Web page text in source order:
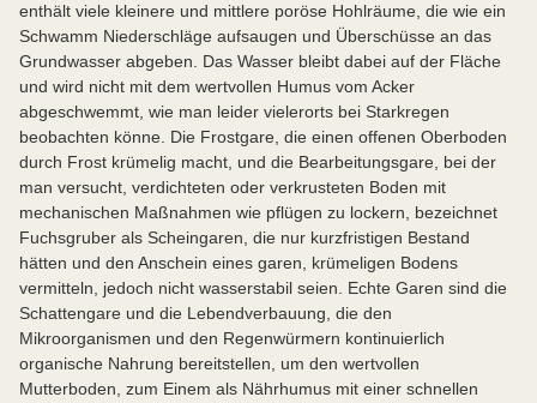
enthält viele kleinere und mittlere poröse Hohlräume, die wie ein
Schwamm Niederschläge aufsaugen und Überschüsse an das
Grundwasser abgeben. Das Wasser bleibt dabei auf der Fläche
und wird nicht mit dem wertvollen Humus vom Acker
abgeschwemmt, wie man leider vielerorts bei Starkregen
beobachten könne. Die Frostgare, die einen offenen Oberboden
durch Frost krümelig macht, und die Bearbeitungsgare, bei der
man versucht, verdichteten oder verkrusteten Boden mit
mechanischen Maßnahmen wie pflügen zu lockern, bezeichnet
Fuchsgruber als Scheingaren, die nur kurzfristigen Bestand
hätten und den Anschein eines garen, krümeligen Bodens
vermitteln, jedoch nicht wasserstabil seien. Echte Garen sind die
Schattengare und die Lebendverbauung, die den
Mikroorganismen und den Regenwürmern kontinuierlich
organische Nahrung bereitstellen, um den wertvollen
Mutterboden, zum Einem als Nährhumus mit einer schnellen